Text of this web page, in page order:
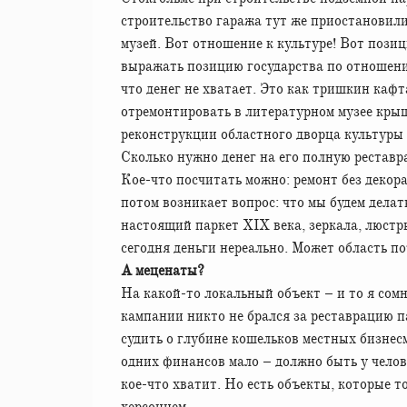
строительство гаража тут же
музей. Вот отношение к культуре! Вот
выражать позицию государства по
что денег не хватает. Это как тришкин
отремонтировать в литературном музее
реконструкции областного дворца
Сколько нужно денег на его полную
Кое-что посчитать можно: ремонт без
потом возникает вопрос: что мы будем
настоящий паркет ХІХ века, зеркала,
сегодня деньги нереально. Может область
А меценаты?
На какой-то локальный объект – и то я
кампании никто не брался за реставрацию
судить о глубине кошельков местных
одних финансов мало – должно быть у
кое-что хватит. Но есть объекты, которые